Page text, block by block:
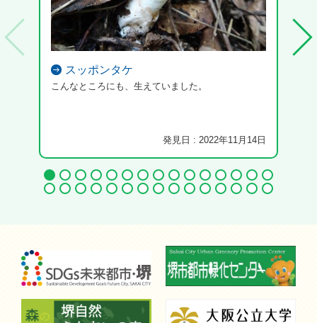
スッポンタケ
こんなところにも、生えていました。
発見日 : 2022年11月14日